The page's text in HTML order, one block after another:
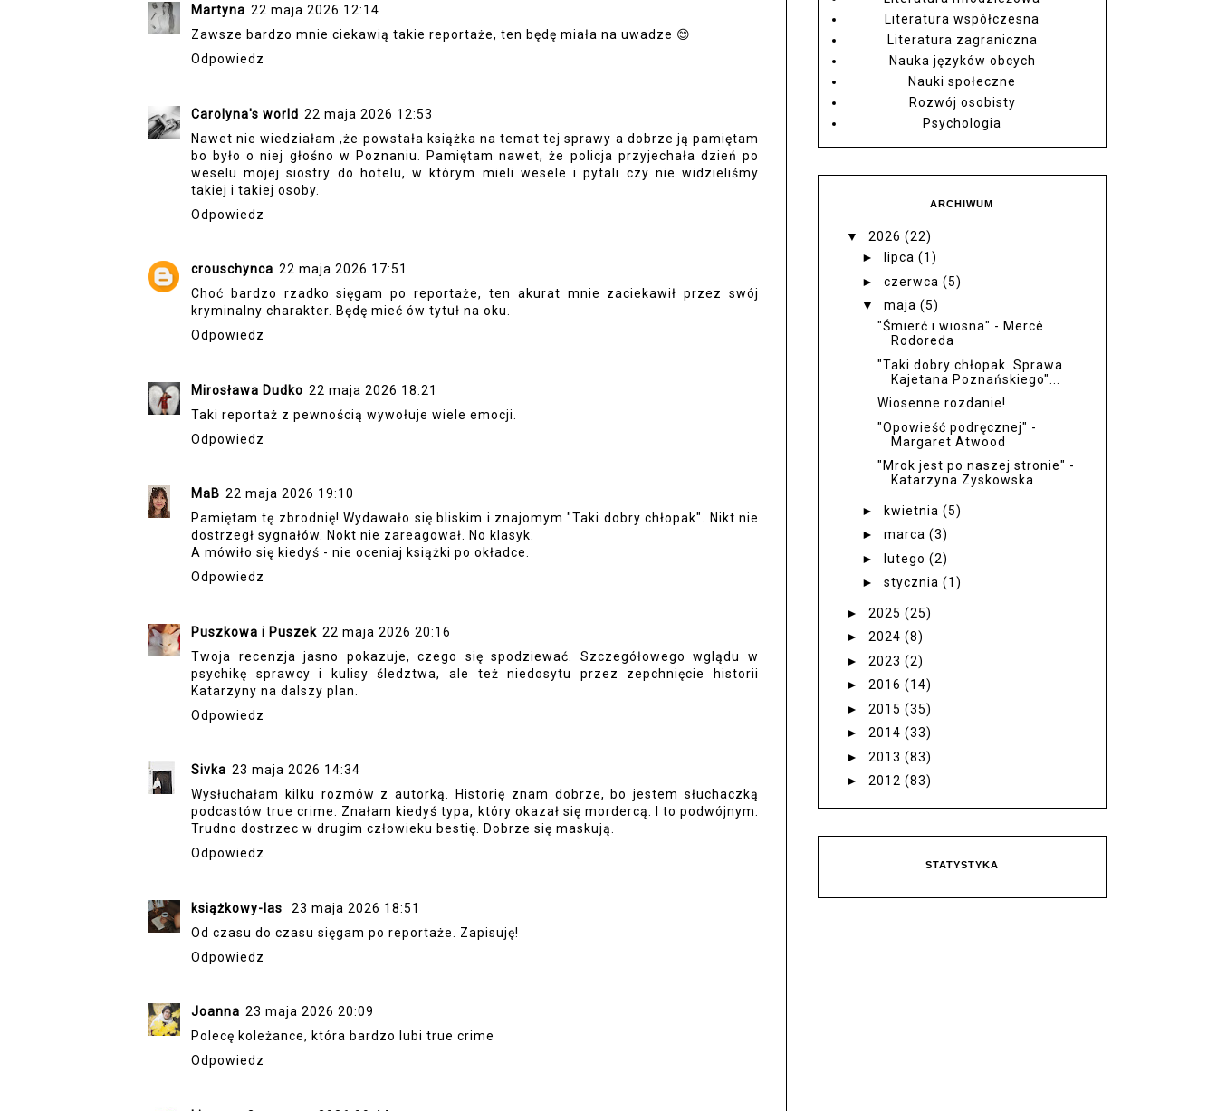
Martyna 22 maja 2026 12:14
Zawsze bardzo mnie ciekawią takie reportaże, ten będę miała na uwadze 😊
Odpowiedz
Carolyna's world 22 maja 2026 12:53
Nawet nie wiedziałam ,że powstała książka na temat tej sprawy a dobrze ją pamiętam
bo było o niej głośno w Poznaniu. Pamiętam nawet, że policja przyjechała dzień po
weselu mojej siostry do hotelu, w którym mieli wesele i pytali czy nie widzieliśmy
takiej i takiej osoby.
Odpowiedz
crouschynca 22 maja 2026 17:51
Choć bardzo rzadko sięgam po reportaże, ten akurat mnie zaciekawił przez swój
kryminalny charakter. Będę mieć ów tytuł na oku.
Odpowiedz
Mirosława Dudko 22 maja 2026 18:21
Taki reportaż z pewnością wywołuje wiele emocji.
Odpowiedz
MaB 22 maja 2026 19:10
Pamiętam tę zbrodnię! Wydawało się bliskim i znajomym "Taki dobry chłopak". Nikt nie
dostrzegł sygnałów. Nokt nie zareagował. No klasyk.
A mówiło się kiedyś - nie oceniaj książki po okładce.
Odpowiedz
Puszkowa i Puszek 22 maja 2026 20:16
Twoja recenzja jasno pokazuje, czego się spodziewać. Szczegółowego wglądu w
psychikę sprawcy i kulisy śledztwa, ale też niedosytu przez zepchnięcie historii
Katarzyny na dalszy plan.
Odpowiedz
Sivka 23 maja 2026 14:34
Wysłuchałam kilku rozmów z autorką. Historię znam dobrze, bo jestem słuchaczką
podcastów true crime. Znałam kiedyś typa, który okazał się mordercą. I to podwójnym.
Trudno dostrzec w drugim człowieku bestię. Dobrze się maskują.
Odpowiedz
książkowy-las
23 maja 2026 18:51
Od czasu do czasu sięgam po reportaże. Zapisuję!
Odpowiedz
Joanna 23 maja 2026 20:09
Polecę koleżance, która bardzo lubi true crime
Odpowiedz
Literatura współczesna
Literatura zagraniczna
Nauka języków obcych
Nauki społeczne
Rozwój osobisty
Psychologia
ARCHIWUM
▼ 2026 (22)
►
lipca (1)
► czerwca (5)
▼ maja (5)
"Śmierć i wiosna" - Mercè
Rodoreda
"Taki dobry chłopak. Sprawa
Kajetana Poznańskiego"...
Wiosenne rozdanie!
"Opowieść podręcznej" -
Margaret Atwood
"Mrok jest po naszej stronie" -
Katarzyna Zyskowska
► kwietnia (5)
► marca (3)
►
lutego (2)
► stycznia (1)
► 2025 (25)
► 2024 (8)
► 2023 (2)
► 2016 (14)
► 2015 (35)
► 2014 (33)
► 2013 (83)
► 2012 (83)
STATYSTYKA